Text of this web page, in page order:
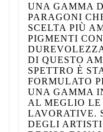
UNA GAMMA
PARAGONI
SCELTA PIÙ
PIGMENTI
DI QUESTO
SPETTRO È
FORMULATO
UNA GAMMA
AL MEGLIO LE
LAVORATIVE.
DEGLI